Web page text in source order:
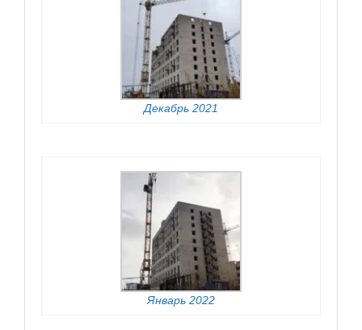
Декабрь 2021
Январь 2022